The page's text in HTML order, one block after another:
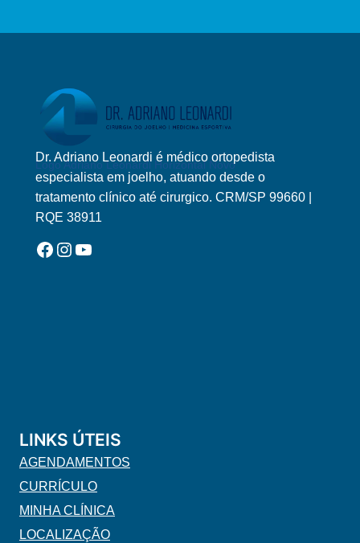
Logo Adriano Leonardi Horizontal Novo
Dr. Adriano Leonardi é médico ortopedista
especialista em joelho, atuando desde o
tratamento clínico até cirurgico. CRM/SP 99660 |
RQE 38911
Facebook
Instagram
YouTube
LINKS ÚTEIS
AGENDAMENTOS
CURRÍCULO
MINHA CLÍNICA
LOCALIZAÇÃO